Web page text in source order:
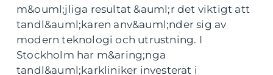
m&ouml;jliga resultat &auml;r det viktigt att
tandl&auml;karen anv&auml;nder sig av
modern teknologi och utrustning. I
Stockholm har m&aring;nga
tandl&auml;karkliniker investerat i